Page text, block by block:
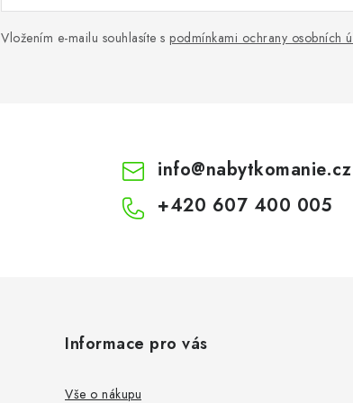
Vložením e-mailu souhlasíte s podmínkami ochrany osobních
info@nabytkomanie.cz
+420 607 400 005
Informace pro vás
Vše o nákupu